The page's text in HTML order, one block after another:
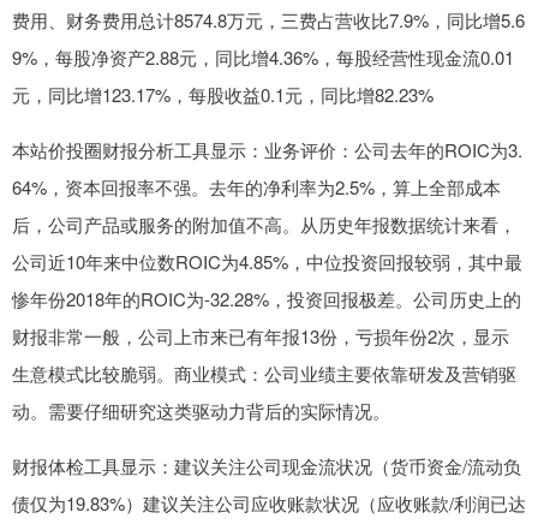
费用、财务费用总计8574.8万元，三费占营收比7.9%，同比增5.6
9%，每股净资产2.88元，同比增4.36%，每股经营性现金流0.01
元，同比增123.17%，每股收益0.1元，同比增82.23%
本站价投圈财报分析工具显示：业务评价：公司去年的ROIC为3.
64%，资本回报率不强。去年的净利率为2.5%，算上全部成本
后，公司产品或服务的附加值不高。从历史年报数据统计来看，
公司近10年来中位数ROIC为4.85%，中位投资回报较弱，其中最
惨年份2018年的ROIC为-32.28%，投资回报极差。公司历史上的
财报非常一般，公司上市来已有年报13份，亏损年份2次，显示
生意模式比较脆弱。商业模式：公司业绩主要依靠研发及营销驱
动。需要仔细研究这类驱动力背后的实际情况。
财报体检工具显示：建议关注公司现金流状况（货币资金/流动负
债仅为19.83%）建议关注公司应收账款状况（应收账款/利润已达